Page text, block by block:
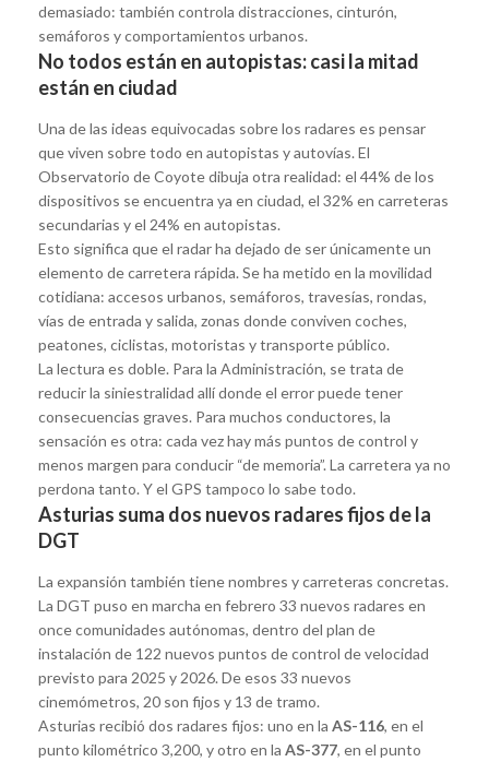
demasiado: también controla distracciones, cinturón,
semáforos y comportamientos urbanos.
No todos están en autopistas: casi la mitad
están en ciudad
Una de las ideas equivocadas sobre los radares es pensar
que viven sobre todo en autopistas y autovías. El
Observatorio de Coyote dibuja otra realidad: el 44% de los
dispositivos se encuentra ya en ciudad, el 32% en carreteras
secundarias y el 24% en autopistas.
Esto significa que el radar ha dejado de ser únicamente un
elemento de carretera rápida. Se ha metido en la movilidad
cotidiana: accesos urbanos, semáforos, travesías, rondas,
vías de entrada y salida, zonas donde conviven coches,
peatones, ciclistas, motoristas y transporte público.
La lectura es doble. Para la Administración, se trata de
reducir la siniestralidad allí donde el error puede tener
consecuencias graves. Para muchos conductores, la
sensación es otra: cada vez hay más puntos de control y
menos margen para conducir “de memoria”. La carretera ya no
perdona tanto. Y el GPS tampoco lo sabe todo.
Asturias suma dos nuevos radares fijos de la
DGT
La expansión también tiene nombres y carreteras concretas.
La DGT puso en marcha en febrero 33 nuevos radares en
once comunidades autónomas, dentro del plan de
instalación de 122 nuevos puntos de control de velocidad
previsto para 2025 y 2026. De esos 33 nuevos
cinemómetros, 20 son fijos y 13 de tramo.
Asturias recibió dos radares fijos: uno en la AS-116, en el
punto kilométrico 3,200, y otro en la AS-377, en el punto